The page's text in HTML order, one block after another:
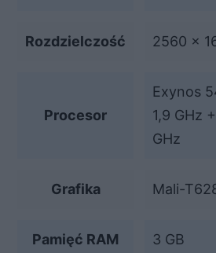
Rozdzielczość 2560 x
Procesor
Exynos
1,9 GHz
GHz
Grafika Mali-
Pamięć RAM 3 GB